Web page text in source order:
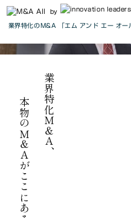
by
業界特化のM&A 「エム アンド エー オー
業界特化Ｍ＆Ａ、
本物のＭ＆Ａがここにある。
we